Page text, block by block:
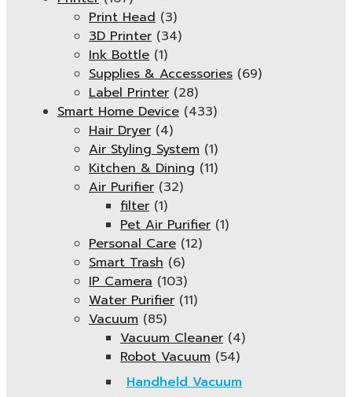
Print Head (3)
3D Printer (34)
Ink Bottle (1)
Supplies & Accessories (69)
Label Printer (28)
Smart Home Device (433)
Hair Dryer (4)
Air Styling System (1)
Kitchen & Dining (11)
Air Purifier (32)
filter (1)
Pet Air Purifier (1)
Personal Care (12)
Smart Trash (6)
IP Camera (103)
Water Purifier (11)
Vacuum (85)
Vacuum Cleaner (4)
Robot Vacuum (54)
Handheld Vacuum